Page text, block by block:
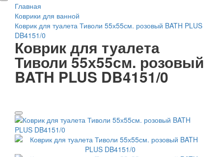
Главная
Коврики для ванной
Коврик для туалета Тиволи 55х55см. розовый BATH PLUS
DB4151/0
Коврик для туалета
Тиволи 55х55см. розовый
BATH PLUS DB4151/0